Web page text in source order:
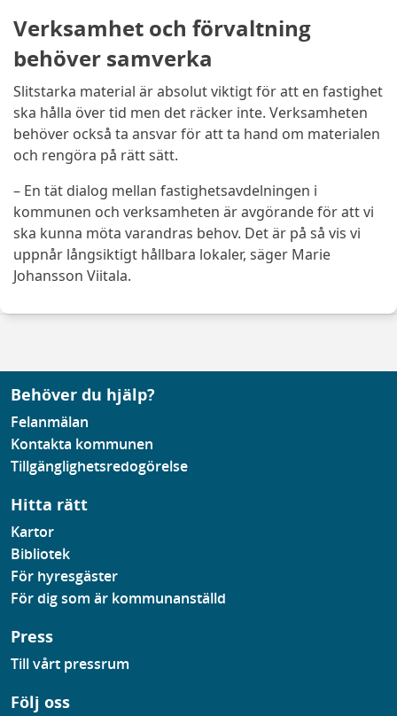
Verksamhet och förvaltning
behöver samverka
Slitstarka material är absolut viktigt för att en fastighet
ska hålla över tid men det räcker inte. Verksamheten
behöver också ta ansvar för att ta hand om materialen
och rengöra på rätt sätt.
– En tät dialog mellan fastighetsavdelningen i
kommunen och verksamheten är avgörande för att vi
ska kunna möta varandras behov. Det är på så vis vi
uppnår långsiktigt hållbara lokaler, säger Marie
Johansson Viitala.
Behöver du hjälp?
Felanmälan
Kontakta kommunen
Tillgänglighetsredogörelse
Hitta rätt
Kartor
Bibliotek
För hyresgäster
För dig som är kommunanställd
Press
Till vårt pressrum
Följ oss